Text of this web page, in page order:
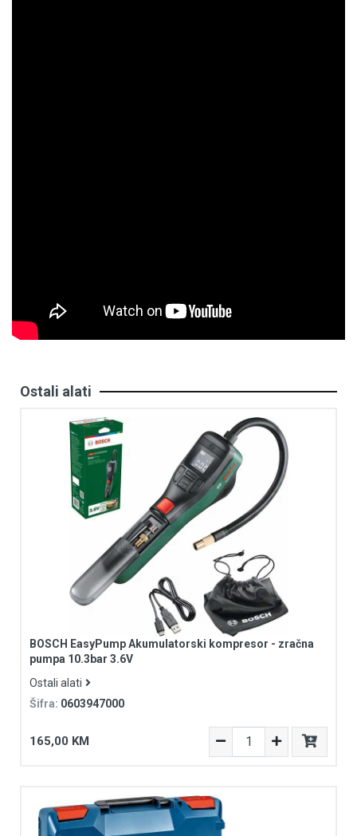
Ostali alati
BOSCH EasyPump Akumulatorski kompresor - zračna
pumpa 10.3bar 3.6V
Ostali alati
Šifra: 0603947000
165,00 KM